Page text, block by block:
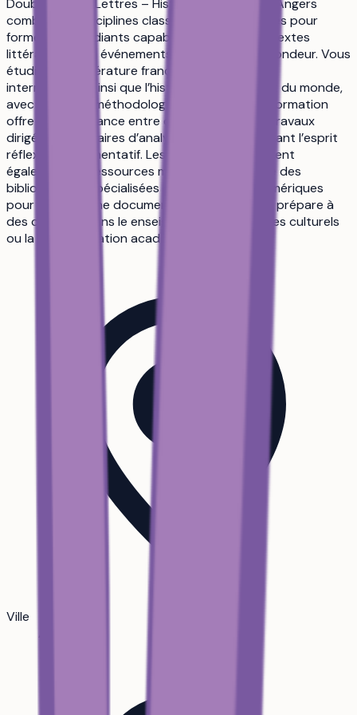
combine les disciplines classiques et historiques pour
former des étudiants capables d’analyser les textes
littéraires et les événements du passé en profondeur. Vous
étudierez la littérature française, comparée et
internationale ainsi que l’histoire de l’Europe et du monde,
avec un travail méthodologique rigoureux. La formation
offre une alternance entre cours magistraux, travaux
dirigés et séminaires d’analyse critique, favorisant l’esprit
réflexif et argumentatif. Les étudiants bénéficient
également de ressources modernes telles que des
bibliothèques spécialisées et des espaces numériques
pour la recherche documentaire. Ce parcours prépare à
des carrières dans le enseignement, les services culturels
ou la communication académique.
Ville